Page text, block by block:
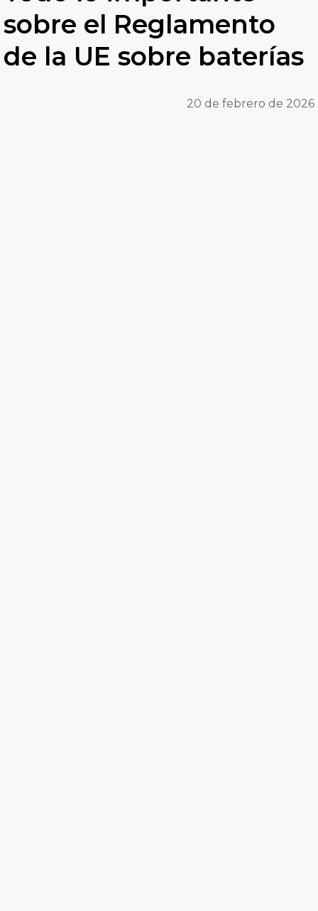
sobre el Reglamento
de la UE sobre baterías
20 de febrero de 2026